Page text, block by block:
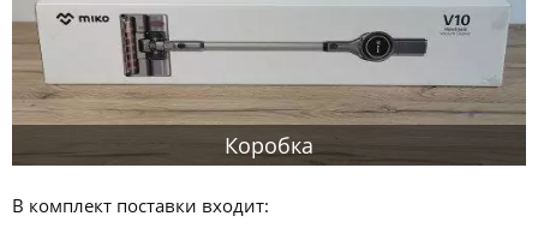
Коробка
В комплект поставки входит: